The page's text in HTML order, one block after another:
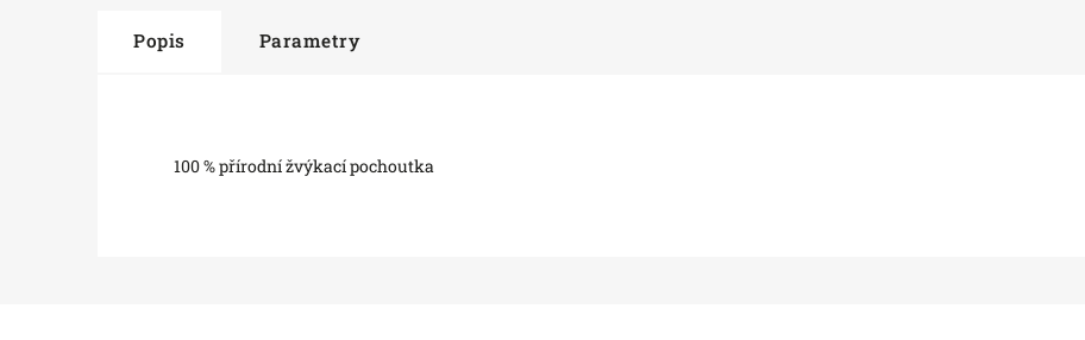
Popis Parametry
100 % přírodní žvýkací pochoutka